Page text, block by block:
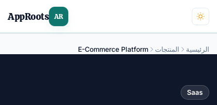
AR
AppRoots
الرئيسية المنتجات E-Commerce Platform
Saas